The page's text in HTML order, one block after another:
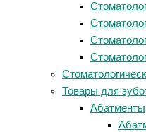
Товары для
Абатменты